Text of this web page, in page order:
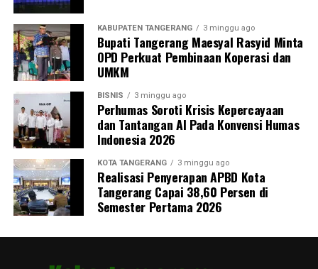
KABUPATEN TANGERANG 3 minggu ago
Bupati Tangerang Maesyal Rasyid Minta
OPD Perkuat Pembinaan Koperasi dan
UMKM
BISNIS 3 minggu ago
Perhumas Soroti Krisis Kepercayaan
dan Tantangan AI Pada Konvensi Humas
Indonesia 2026
KOTA TANGERANG 3 minggu ago
Realisasi Penyerapan APBD Kota
Tangerang Capai 38,60 Persen di
Semester Pertama 2026